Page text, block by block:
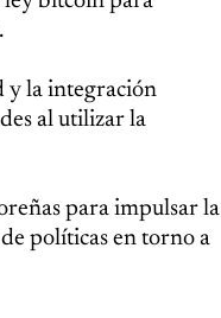
y la integración
al utilizar la
para impulsar la
políticas en torno a